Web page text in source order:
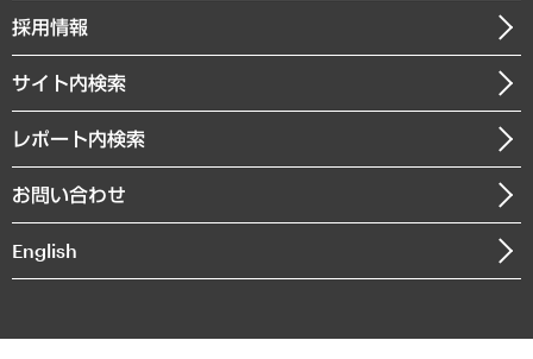
経済・産業・雇用・労働
まちづくり・観光・交通・スポーツ・スマートシティ
自然資源・農林水産業・食料システム
経営用語集
受託・受注実績（官公庁関連）
メディア掲載・出演
会社概要
沿革
組織図・本部部室紹介
インドネシア現地法人
個人情報保護方針
ニュースリリース
お知らせ
採用情報
サイト内検索
レポート内検索
お問い合わせ
English